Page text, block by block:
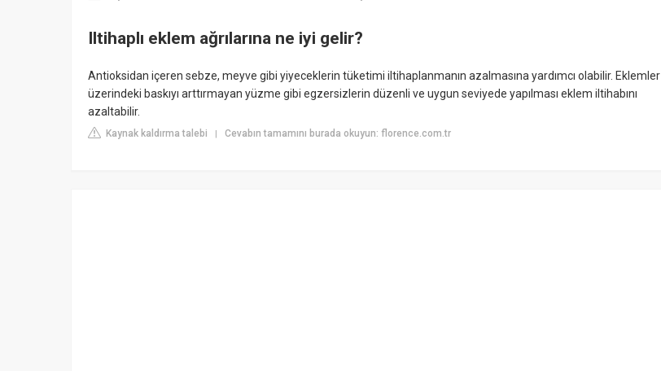
Iltihaplı eklem ağrılarına ne iyi gelir?
Antioksidan içeren sebze, meyve gibi yiyeceklerin tüketimi iltihaplanmanın azalmasına yardımcı olabilir. Eklemler
üzerindeki baskıyı arttırmayan yüzme gibi egzersizlerin düzenli ve uygun seviyede yapılması eklem iltihabını
azaltabilir.
Kaynak kaldırma talebi | Cevabın tamamını burada okuyun: florence.com.tr